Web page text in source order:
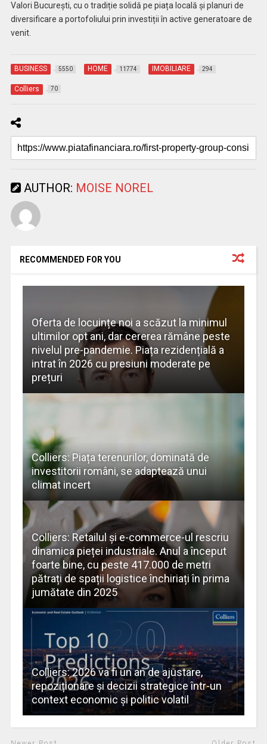
Valori București, cu o tradiție solidă pe piața locală și planuri de
diversificare a portofoliului prin investiții în active generatoare de
venit.
BUSINESS 5550 HOME 11774 IMOBILIARE 294
Colliers 70
AUTHOR: MOISE NOREL
RECOMMENDED FOR YOU
Oferta de locuințe noi a scăzut la minimul
ultimilor opt ani, dar cererea rămâne peste
nivelul pre-pandemie. Piața rezidențială a
intrat în 2026 cu presiuni moderate pe
prețuri
Colliers: Piața terenurilor, dominată de
investitorii români, se adaptează unui
climat incert
Colliers: Retailul și e-commerce-ul rescriu
dinamica pieței industriale. Anul a început
foarte bine, cu peste 417.000 de metri
pătrați de spații logistice închiriați în prima
jumătate din 2025
Colliers: 2026 va fi un an de ajustare,
repoziționare și decizii strategice într-un
context economic și politic volatil